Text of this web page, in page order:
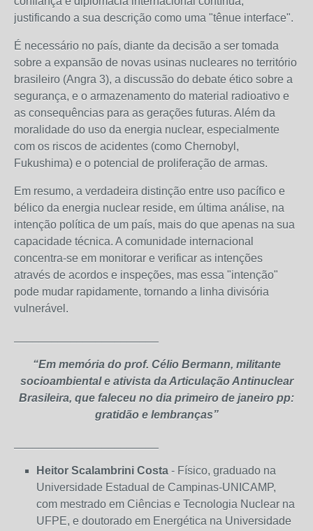
justificando a sua descrição como uma "tênue interface".
É necessário no país, diante da decisão a ser tomada
sobre a expansão de novas usinas nucleares no território
brasileiro (Angra 3), a discussão do debate ético sobre a
segurança, e o armazenamento do material radioativo e
as consequências para as gerações futuras. Além da
moralidade do uso da energia nuclear, especialmente
com os riscos de acidentes (como Chernobyl,
Fukushima) e o potencial de proliferação de armas.
Em resumo, a verdadeira distinção entre uso pacífico e
bélico da energia nuclear reside, em última análise, na
intenção política de um país, mais do que apenas na sua
capacidade técnica. A comunidade internacional
concentra-se em monitorar e verificar as intenções
através de acordos e inspeções, mas essa "intenção"
pode mudar rapidamente, tornando a linha divisória
vulnerável.
“Em memória do prof. Célio Bermann, militante
socioambiental e ativista da Articulação Antinuclear
Brasileira, que faleceu no dia primeiro de janeiro pp:
gratidão e lembranças”
Heitor Scalambrini Costa - Físico, graduado na
Universidade Estadual de Campinas-UNICAMP,
com mestrado em Ciências e Tecnologia Nuclear na
UFPE, e doutorado em Energética na Universidade